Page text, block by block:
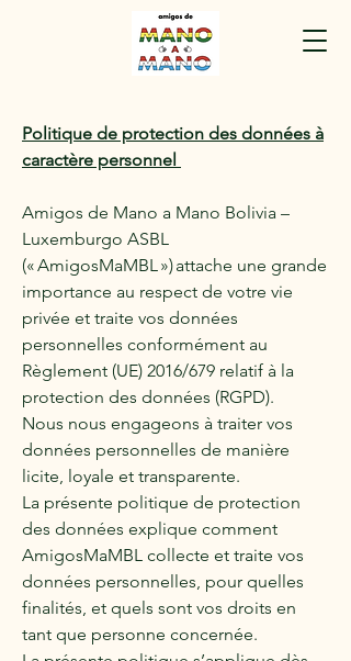
Politique de protection des données à
caractère personnel
Amigos de Mano a Mano Bolivia –
Luxemburgo ASBL
(« AmigosMaMBL ») attache une grande
importance au respect de votre vie
privée et traite vos données
personnelles conformément au
Règlement (UE) 2016/679 relatif à la
protection des données (RGPD).
Nous nous engageons à traiter vos
données personnelles de manière
licite, loyale et transparente.
La présente politique de protection
des données explique comment
AmigosMaMBL collecte et traite vos
données personnelles, pour quelles
finalités, et quels sont vos droits en
tant que personne concernée.